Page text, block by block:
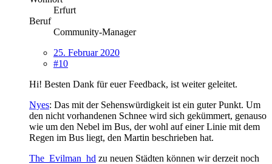
Erfurt
Beruf
Community-Manager
25. Februar 2020
#10
Hi! Besten Dank für euer Feedback, ist weiter geleitet.
Nyes: Das mit der Sehenswürdigkeit ist ein guter Punkt. Um
den nicht vorhandenen Schnee wird sich gekümmert, genauso
wie um den Nebel im Bus, der wohl auf einer Linie mit dem
Regen im Bus liegt, den Martin beschrieben hat.
The_Evilman_hd zu neuen Städten können wir derzeit noch